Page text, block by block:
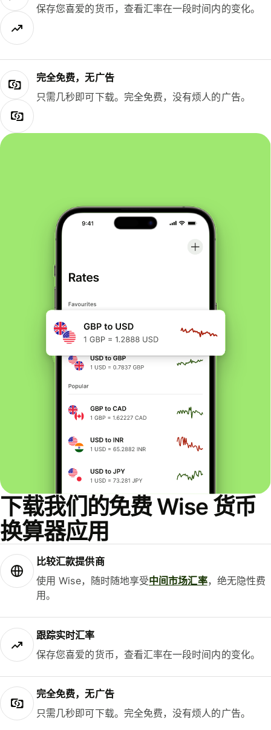
保存您喜爱的货币，查看汇率在一段时间内的变化。
完全免费，无广告
只需几秒即可下载。完全免费，没有烦人的广告。
下载我们的免费 Wise 货币
换算器应用
比较汇款提供商
使用 Wise，随时随地享受中间市场汇率，绝无隐性费
用。
跟踪实时汇率
保存您喜爱的货币，查看汇率在一段时间内的变化。
完全免费，无广告
只需几秒即可下载。完全免费，没有烦人的广告。